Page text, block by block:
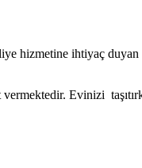
hizmetine ihtiyaç
Evinizi